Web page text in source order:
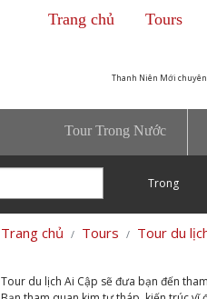
Thanh Niên Mới
Trang chủ Tours
Tour Trong Nước
Trong
Trang chủ Tours Tour du
Tour du lịch Ai Cập sẽ đưa bạn đến